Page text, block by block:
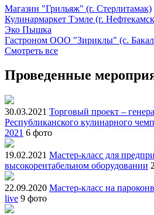
Магазин "Грильяж" (г. Стерлитамак)
Кулинармаркет Тэмле (г.
Эко Пышка
Гастроном ООО "Зириклы" (с.
Смотреть все
Проведенные
30.03.2021 Торговый проект –
Республиканского кулинарного
2021 6 фото
19.02.2021 Мастер-класс для
высокорентабельном оборудовании
22.09.2020 Мастер-класс на
live 9 фото